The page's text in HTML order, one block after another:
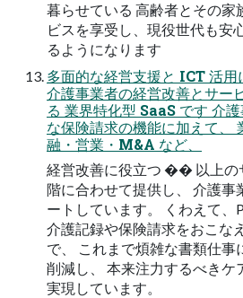
暮らせている 高齢者とその家
ビスを享受し、現役世代も安
るようになります
多面的な経営支援と ICT 活
介護事業者の経営改善とサー
る 業界特化型 SaaS です 介
な保険請求の機能に加えて、
融・営業・M&A など、
経営改善に役立つ �� 以上の
階に合わせて提供し、 介護事
ートしています。 くわえて、
介護記録や保険請求をおこな
で、 これまで煩雑な書類仕事
削減し、 本来注力するべきケ
実現しています。